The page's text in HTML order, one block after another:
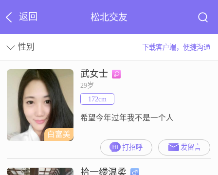
返回 松北交友
性别 下载客户端，便捷沟通
白富美
武女士
29岁
172cm
希望今年过年我不是一个人
打招呼 发留言
拾一缕温柔